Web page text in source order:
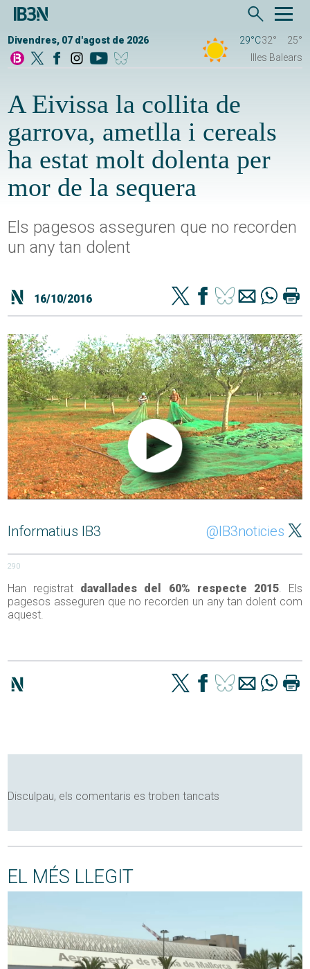
Divendres, 07 d'agost de 2026 29°C32°
25°
Illes Balears
A Eivissa la collita de
garrova, ametlla i cereals
ha estat molt dolenta per
mor de la sequera
Els pagesos asseguren que no recorden
un any tan dolent
16/10/2016
Informatius IB3 @IB3noticies
290
Han registrat davallades del 60% respecte 2015. Els
pagesos asseguren que no recorden un any tan dolent com
aquest.
Disculpau, els comentaris es troben tancats
EL MÉS LLEGIT